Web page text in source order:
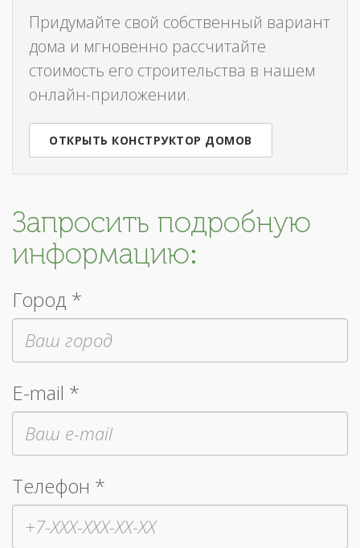
Придумайте свой собственный вариант
дома и мгновенно рассчитайте
стоимость его строительства в нашем
онлайн-приложении.
ОТКРЫТЬ КОНСТРУКТОР ДОМОВ
Запросить подробную
информацию:
Город *
E-mail *
Телефон *